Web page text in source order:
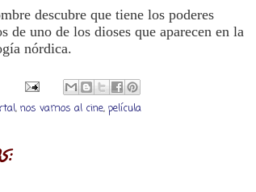
descubre que tiene los poderes
de uno de los dioses que aparecen en la
nórdica.
, nos vamos al cine, película